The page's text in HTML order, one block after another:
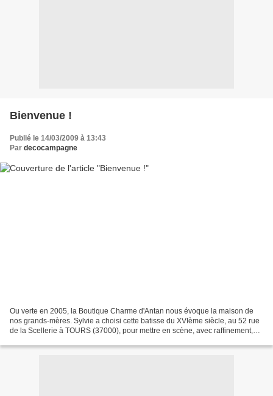
Bienvenue !
Publié le 14/03/2009 à 13:43
Par decocampagne
Ou verte en 2005, la Boutique Charme d'Antan nous évoque la maison de
nos grands-mères. Sylvie a choisi cette batisse du XVIème siècle, au 52 rue
de la Scellerie à TOURS (37000), pour mettre en scène, avec raffinement,